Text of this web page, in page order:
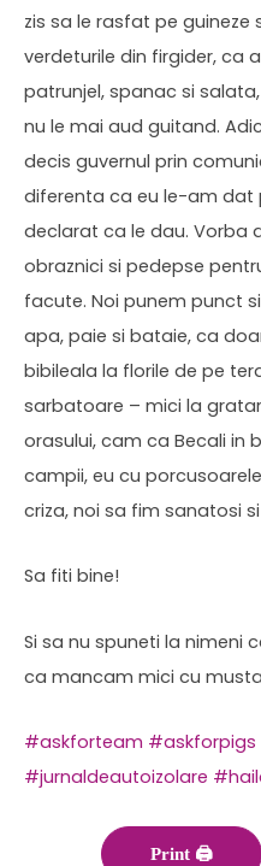
zis sa le rasfat pe
verdeturile din firgider, ca
patrunjel, spanac si
nu le mai aud guitand.
decis guvernul prin
diferenta ca eu le-am dat
declarat ca le dau. Vorba
obraznici si pedepse
facute. Noi punem punct
apa, paie si bataie, ca
bibileala la florile de pe
sarbatoare – mici la
orasului, cam ca Becali in
campii, eu cu
criza, noi sa fim sanatosi
Sa fiti bine!
Si sa nu spuneti la nimeni
ca mancam mici cu
#askforteam #askforpigs
#jurnaldeautoizolare
Print 🖨